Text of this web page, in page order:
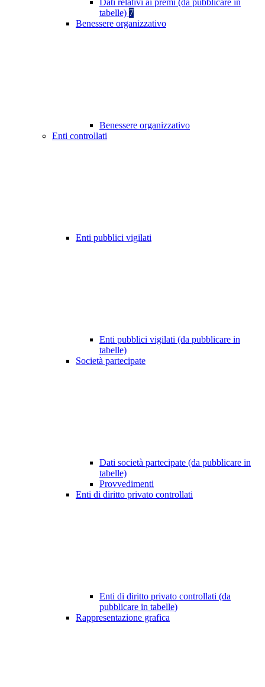
Dati relativi ai premi (da pubblicare in
tabelle) 7
Benessere organizzativo
Benessere organizzativo
Enti controllati
Enti pubblici vigilati
Enti pubblici vigilati (da pubblicare in
tabelle)
Società partecipate
Dati società partecipate (da pubblicare in
tabelle)
Provvedimenti
Enti di diritto privato controllati
Enti di diritto privato controllati (da
pubblicare in tabelle)
Rappresentazione grafica